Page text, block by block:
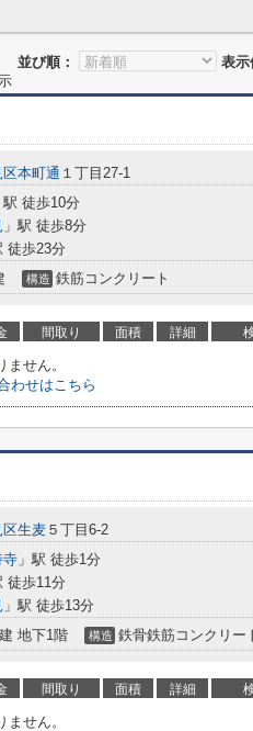
並び順： 表示
区本町通 １丁目27-1
駅 徒歩10分
」駅 徒歩8分
徒歩23分
構造 鉄筋コンクリート
間取り 面積 詳細
せん。
わせはこちら
区生麦 ５丁目6-2
寺 」駅 徒歩1分
徒歩11分
」駅 徒歩13分
地下1階 構造 鉄骨鉄筋コンクリー
間取り 面積 詳細
せん。